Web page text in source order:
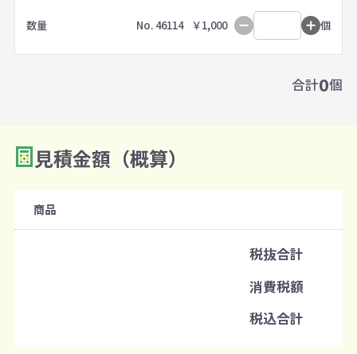
数量 No. 46114 ￥1,000 個
合計0個
見積金額（概算）
商品
税抜合計
消費税額
税込合計